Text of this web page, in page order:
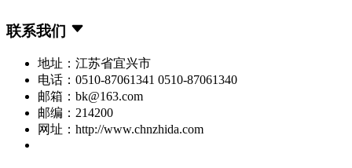
联系我们
地址：江苏省宜兴市
电话：0510-87061341 0510-87061340
邮箱：bk@163.com
邮编：214200
网址：http://www.chnzhida.com